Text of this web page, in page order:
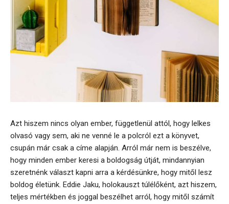
Azt hiszem nincs olyan ember, függetlenül attól, hogy lelkes
olvasó vagy sem, aki ne venné le a polcról ezt a könyvet,
csupán már csak a címe alapján. Arról már nem is beszélve,
hogy minden ember keresi a boldogság útját, mindannyian
szeretnénk választ kapni arra a kérdésünkre, hogy mitől lesz
boldog életünk. Eddie Jaku, holokauszt túlélőként, azt hiszem,
teljes mértékben és joggal beszélhet arról, hogy mitől számít